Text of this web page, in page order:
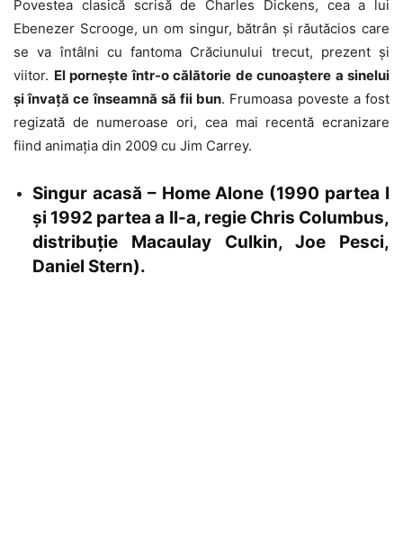
Povestea clasică scrisă de Charles Dickens, cea a lui
Ebenezer Scrooge, un om singur, bătrân și răutăcios care
se va întâlni cu fantoma Crăciunului trecut, prezent și
viitor. El pornește într-o călătorie de cunoaștere a sinelui
și învață ce înseamnă să fii bun. Frumoasa poveste a fost
regizată de numeroase ori, cea mai recentă ecranizare
fiind animația din 2009 cu Jim Carrey.
Singur acasă – Home Alone (1990 partea I
și 1992 partea a II-a, regie Chris Columbus,
distribuție Macaulay Culkin, Joe Pesci,
Daniel Stern).